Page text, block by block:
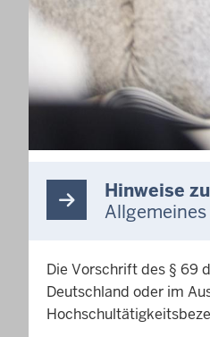
Hinweise
Allgemeines
Die Vorschrift des § 69
Deutschland oder im